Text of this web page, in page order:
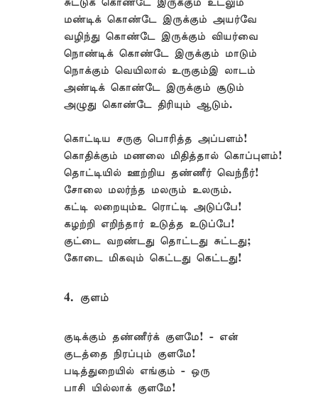
சுட்டுக் கொண்டே இருக்கும் உடலும்
மண்டிக் கொண்டே இருக்கும் அயர்வே
வழிந்து கொண்டே இருக்கும் வியர்வை
நொண்டிக் கொண்டே இருக்கும் மாடும்
நொக்கும் வெயிலால் உருகும்இ லாடம்
அண்டிக் கொண்டே இருக்கும் சூடும்
அழுது கொண்டே திரியும் ஆடும்.
கொட்டிய சருகு பொரித்த அப்பளம்!
கொதிக்கும் மணலை மிதித்தால் கொப்புளம்!
தொட்டியில் ஊற்றிய தண்ணீர் வெந்நீர்!
சோலை மலர்ந்த மலரும் உலரும்.
கட்டி லறையும்உ ரொட்டி அடுப்பே!
கழற்றி எறிந்தார் உடுத்த உடுப்பே!
குட்டை வறண்டது தொட்டது சுட்டது;
கோடை மிகவும் கெட்டது கெட்டது!
4. குளம்
குடிக்கும் தண்ணீர்க் குளமே! - என்
குடத்தை நிரப்பும் குளமே!
படித்துறையில் எங்கும் - ஒரு
பாசி யில்லாக் குளமே!